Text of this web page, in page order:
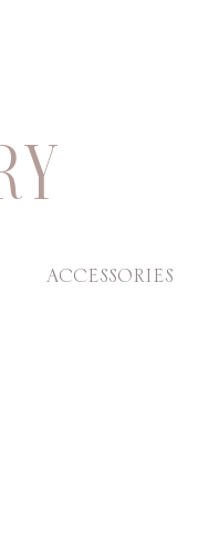
ACCESSORIES